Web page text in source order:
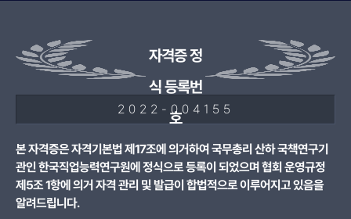
자격증 정
식 등록번
호
2022-004155
본 자격증은 자격기본법 제17조에 의거하여 국무총리 산하 국책연구기
관인 한국직업능력연구원에 정식으로 등록이 되었으며 협회 운영규정
제5조 1항에 의거 자격 관리 및 발급이 합법적으로 이루어지고 있음을
알려드립니다.